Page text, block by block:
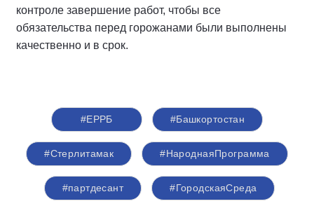
контроле завершение работ, чтобы все
обязательства перед горожанами были выполнены
качественно и в срок.
#ЕРРБ #Башкортостан
#Стерлитамак #НароднаяПрограмма
#партдесант #ГородскаяСреда